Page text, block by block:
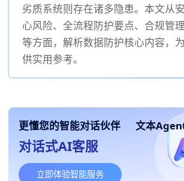
劣质系统则存在诸多隐患。本文从
心风险、全流程防护要点、合规管
等方面，解析数据防护核心内容，
供实用参考。
更懂您的智能对话伙伴 文本
对话式AI客服
立即体验智能服务